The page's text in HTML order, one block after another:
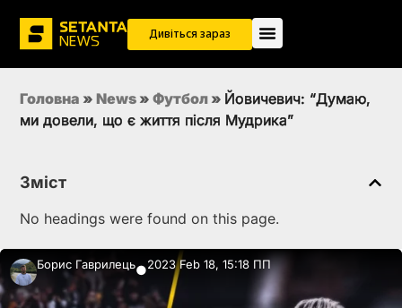
Дивіться зараз
Головна » News » Футбол » Йовичевич: “Думаю,
ми довели, що є життя після Мудрика”
Зміст
No headings were found on this page.
Борис Гаврилець●2023 Feb 18, 15:18 ПП